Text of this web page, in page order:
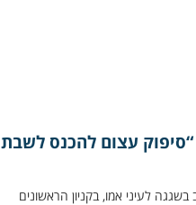
“סיפוק עצום להכנס לשבת